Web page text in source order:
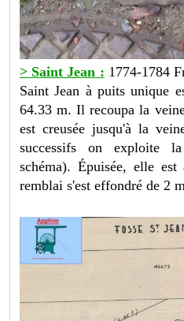
> Saint Jean : 1774-1784
Saint Jean à puits unique
64.33 m. Il recoupa la
est creusée jusqu'à la
successifs on exploite
schéma). Épuisée, elle
remblai s'est effondré de 2